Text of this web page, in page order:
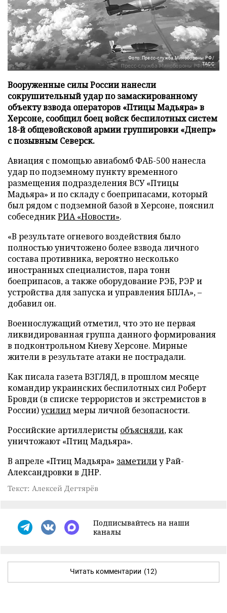
Фото: Пресс-служба Минобороны РФ/
ТАСС
Вооруженные силы России нанесли
сокрушительный удар по замаскированному
объекту взвода операторов «Птицы Мадьяра» в
Херсоне, сообщил боец войск беспилотных систем
18-й общевойсковой армии группировки «Днепр»
с позывным Северск.
Авиация с помощью авиабомб ФАБ-500 нанесла
удар по подземному пункту временного
размещения подразделения ВСУ «Птицы
Мадьяра» и по складу с боеприпасами, который
был рядом с подземной базой в Херсоне, пояснил
собеседникРИА «Новости».
«В результате огневого воздействия было
полностью уничтожено более взвода личного
состава противника, вероятно несколько
иностранных специалистов, пара тонн
боеприпасов, а также оборудование РЭБ, РЭР и
устройства для запуска и управления БПЛА», –
добавил он.
Военнослужащий отметил, что это не первая
ликвидированная группа данного формирования
в подконтрольном Киеву Херсоне. Мирные
жители в результате атаки не пострадали.
Как писала газета ВЗГЛЯД, в прошлом месяце
командир украинских беспилотных сил Роберт
Бровди (в списке террористов и экстремистов в
России)усилилмеры личной безопасности.
Российские артиллеристы объясняли, как
уничтожают «Птиц Мадьяра».
В апреле «Птиц Мадьяра» заметилиу Рай-
Александровки в ДНР.
Текст: Алексей Дегтярёв
Подписывайтесь на наши
каналы
Читать комментарии (12)